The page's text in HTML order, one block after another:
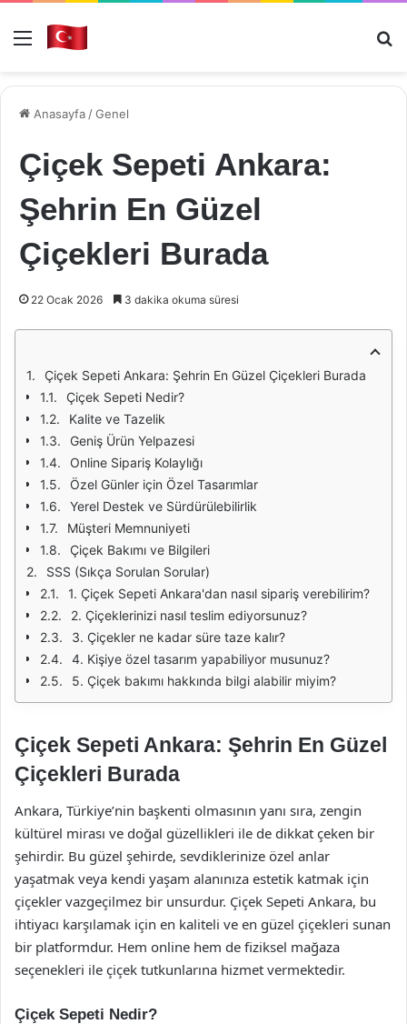
Menü
Anasayfa /Genel
Çiçek Sepeti Ankara:
Şehrin En Güzel
Çiçekleri Burada
22 Ocak 2026 3 dakika okuma süresi
Çiçek Sepeti Ankara: Şehrin En Güzel Çiçekleri Burada
Çiçek Sepeti Nedir?
Kalite ve Tazelik
Geniş Ürün Yelpazesi
Online Sipariş Kolaylığı
Özel Günler için Özel Tasarımlar
Yerel Destek ve Sürdürülebilirlik
Müşteri Memnuniyeti
Çiçek Bakımı ve Bilgileri
SSS (Sıkça Sorulan Sorular)
1. Çiçek Sepeti Ankara'dan nasıl sipariş verebilirim?
2. Çiçeklerinizi nasıl teslim ediyorsunuz?
3. Çiçekler ne kadar süre taze kalır?
4. Kişiye özel tasarım yapabiliyor musunuz?
5. Çiçek bakımı hakkında bilgi alabilir miyim?
Çiçek Sepeti Ankara: Şehrin En Güzel
Çiçekleri Burada
Ankara, Türkiye’nin başkenti olmasının yanı sıra, zengin
kültürel mirası ve doğal güzellikleri ile de dikkat çeken bir
şehirdir. Bu güzel şehirde, sevdiklerinize özel anlar
yaşatmak veya kendi yaşam alanınıza estetik katmak için
çiçekler vazgeçilmez bir unsurdur. Çiçek Sepeti Ankara, bu
ihtiyacı karşılamak için en kaliteli ve en güzel çiçekleri sunan
bir platformdur. Hem online hem de fiziksel mağaza
seçenekleri ile çiçek tutkunlarına hizmet vermektedir.
Çiçek Sepeti Nedir?